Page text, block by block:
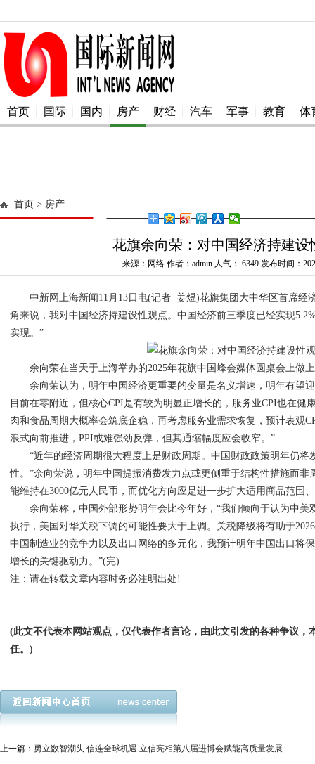
首页 国际 国内 房产 财经 汽车 军事 教育 体
首页 > 房产
花旗余向荣：对中国经济持建设
来源：网络 作者：admin 人气： 6349 发布时间：
中新网上海新闻11月13日电(记者 姜煜)花旗集团大中华区首席经
角来说，我对中国经济持建设性观点。中国经济前三季度已经实现
实现。”
余向荣在当天于上海举办的2025年花旗中国峰会媒体圆桌会上做
余向荣认为，明年中国经济更重要的变量是名义增速，明年有望迎
目前在零附近，但核心CPI是有较为明显正增长的，服务业CPI也在健
肉和食品周期大概率会筑底企稳，再考虑服务业需求恢复，预计表观
浪式向前推进，PPI或难强劲反弹，但其通缩幅度应会收窄。”
“近年的经济周期很大程度上是财政周期。中国财政政策明年仍将
性。”余向荣说，明年中国提振消费发力点或更侧重于结构性措施而
能维持在3000亿元人民币，而优化方向应是进一步扩大适用商品范围
余向荣称，中国外部形势明年会比今年好，“我们倾向于认为中美
执行，美国对华关税下调的可能性要大于上调。关税降级将有助于
中国制造业的竞争力以及出口网络的多元化，我预计明年中国出口将
增长的关键驱动力。”(完)
注：请在转载文章内容时务必注明出处!
(此文不代表本网站观点，仅代表作者言论，由此文引发的各种争议，
任。)
上一篇： 勇立数智潮头 信连全球机遇 立信亮相第八届进博会赋能高质量发展